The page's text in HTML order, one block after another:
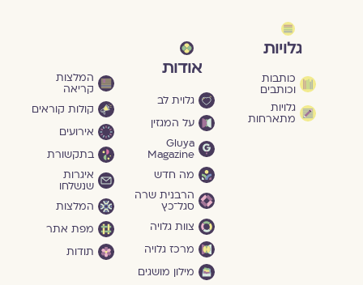
גלויות
כותבות
וכותבים
גלויות
מתארחות
אודות
גלוית לב
על המגזין
Gluya
Magazine
מה חדש
הרבנית שרה
סגל־כץ
צוות גלויה
מרכז גלויה
מילון מושגים
המלצות
קריאה
קולות קוראים
אירועים
בתקשורת
איגרות
שנשלחו
המלצות
מפת אתר
תודות